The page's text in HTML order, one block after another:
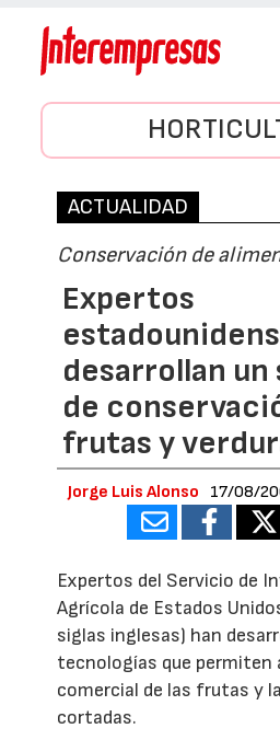
ACTUALIDAD
Conservación de
Expertos
desarrollan un
de
frutas y
Jorge Luis Alonso 17/08/
Expertos del Servicio de
Agrícola de Estados
siglas inglesas) han
tecnologías que permiten
comercial de las frutas y
cortadas.